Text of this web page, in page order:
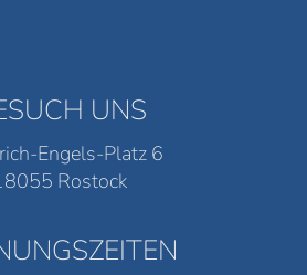
UNS
Engels-Platz 6
Rostock